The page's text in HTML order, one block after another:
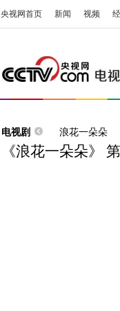
央视网首页 新闻 视频
电视剧 浪花一朵朵
《浪花一朵朵》